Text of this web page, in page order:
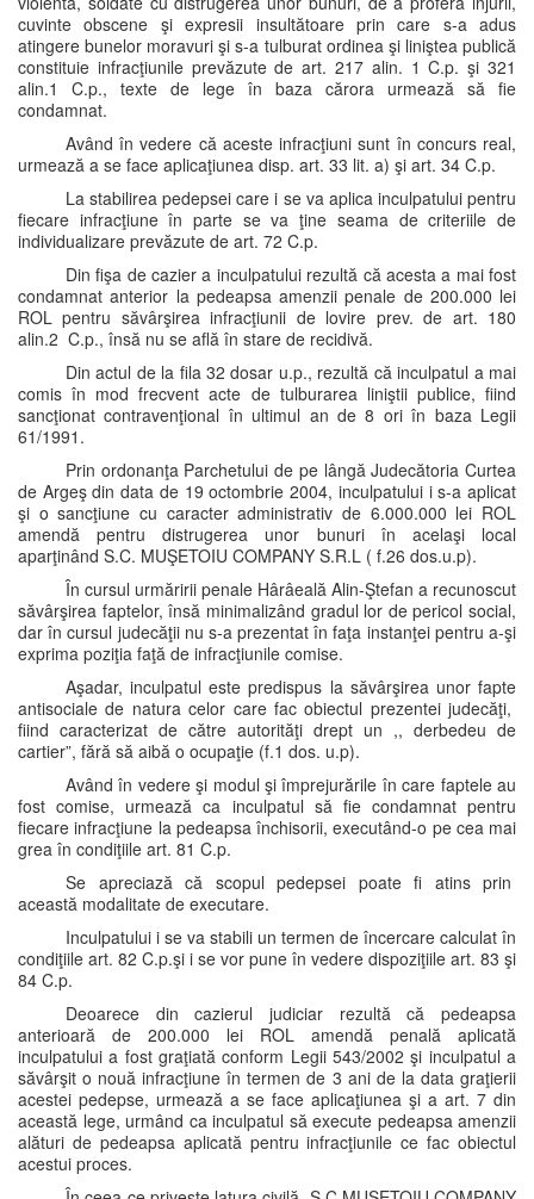
cuvinte obscene şi expresii insultătoare prin care s-a adus
atingere bunelor moravuri şi s-a tulburat ordinea şi liniştea publică
constituie infracţiunile prevăzute de art. 217 alin. 1 C.p. şi 321
alin.1 C.p., texte de lege în baza cărora urmează să fie
condamnat.
Având în vedere că aceste infracţiuni sunt în concurs real,
urmează a se face aplicaţiunea disp. art. 33 lit. a) şi art. 34 C.p.
La stabilirea pedepsei care i se va aplica inculpatului pentru
fiecare infracţiune în parte se va ţine seama de criteriile de
individualizare prevăzute de art. 72 C.p.
Din fişa de cazier a inculpatului rezultă că acesta a mai fost
condamnat anterior la pedeapsa amenzii penale de 200.000 lei
ROL pentru săvârşirea infracţiunii de lovire prev. de art. 180
alin.2 C.p., însă nu se află în stare de recidivă.
Din actul de la fila 32 dosar u.p., rezultă că inculpatul a mai
comis în mod frecvent acte de tulburarea liniştii publice, fiind
sancţionat contravenţional în ultimul an de 8 ori în baza Legii
61/1991.
Prin ordonanţa Parchetului de pe lângă Judecătoria Curtea
de Argeş din data de 19 octombrie 2004, inculpatului i s-a aplicat
şi o sancţiune cu caracter administrativ de 6.000.000 lei ROL
amendă pentru distrugerea unor bunuri în acelaşi local
aparţinând S.C. MUŞETOIU COMPANY S.R.L ( f.26 dos.u.p).
În cursul urmăririi penale Hârâeală Alin-Ştefan a recunoscut
săvârşirea faptelor, însă minimalizând gradul lor de pericol social,
dar în cursul judecăţii nu s-a prezentat în faţa instanţei pentru a-şi
exprima poziţia faţă de infracţiunile comise.
Aşadar, inculpatul este predispus la săvârşirea unor fapte
antisociale de natura celor care fac obiectul prezentei judecăţi,
fiind caracterizat de către autorităţi drept un ,, derbedeu de
cartier”, fără să aibă o ocupaţie (f.1 dos. u.p).
Având în vedere şi modul şi împrejurările în care faptele au
fost comise, urmează ca inculpatul să fie condamnat pentru
fiecare infracţiune la pedeapsa închisorii, executând-o pe cea mai
grea în condiţiile art. 81 C.p.
Se apreciază că scopul pedepsei poate fi atins prin
această modalitate de executare.
Inculpatului i se va stabili un termen de încercare calculat în
condiţiile art. 82 C.p.şi i se vor pune în vedere dispoziţiile art. 83 şi
84 C.p.
Deoarece din cazierul judiciar rezultă că pedeapsa
anterioară de 200.000 lei ROL amendă penală aplicată
inculpatului a fost graţiată conform Legii 543/2002 şi inculpatul a
săvârşit o nouă infracţiune în termen de 3 ani de la data graţierii
acestei pedepse, urmează a se face aplicaţiunea şi a art. 7 din
această lege, urmând ca inculpatul să execute pedeapsa amenzii
alături de pedeapsa aplicată pentru infracţiunile ce fac obiectul
acestui proces.